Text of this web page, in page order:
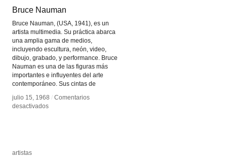
Bruce Nauman
Bruce Nauman, (USA, 1941), es un
artista multimedia. Su práctica abarca
una amplia gama de medios,
incluyendo escultura, neón, video,
dibujo, grabado, y performance. Bruce
Nauman es una de las figuras más
importantes e influyentes del arte
contemporáneo. Sus cintas de
julio 15, 1968 / Comentarios
desactivadosen
Bruce Nauman
julio 15, 1968 / Comentarios
desactivadosen
artistas
artistas